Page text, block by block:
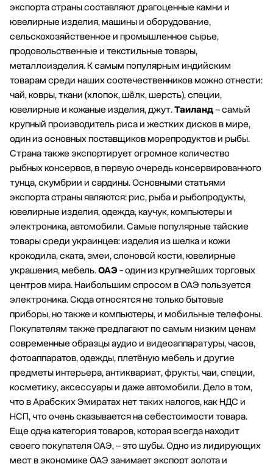
экспорта страны составляют драгоценные камни и
ювелирные изделия, машины и оборудование,
сельскохозяйственное и промышленное сырье,
продовольственные и текстильные товары,
металлоизделия. К самым популярным индийским
товарам среди наших соотечественников можно отнести:
чай, ковры, ткани (хлопок, шёлк, шерсть), специи,
ювелирные и кожаные изделия, джут.Таиланд– самый
крупный производитель риса и жестких дисков в мире,
один из основных поставщиков морепродуктов и рыбы.
Страна также экспортирует огромное количество
рыбных консервов, в первую очередь консервированного
тунца, скумбрии и сардины. Основными статьями
экспорта страны являются: рис, рыба и рыбопродукты,
ювелирные изделия, одежда, каучук, компьютеры и
электроника, автомобили. Самые популярные тайские
товары среди украинцев: изделия из шелка и кожи
крокодила, ската, змеи, слоновой кости, ювелирные
украшения, мебель.ОАЭ- один из крупнейших торговых
центров мира. Наибольшим спросом в ОАЭ пользуется
электроника. Сюда относятся не только бытовые
приборы, но также и компьютеры, и мобильные телефоны.
Покупателям также предлагают по самым низким ценам
современные образцы аудио и видеоаппаратуры, часов,
фотоаппаратов, одежды, плетёную мебель и другие
предметы интерьера, антиквариат, фрукты, чаи, специи,
косметику, аксессуары и даже автомобили. Дело в том,
что в Арабских Эмиратах нет таких налогов, как НДС и
НСП, что очень сказывается на себестоимости товара.
Еще одна категория товаров, которая всегда находит
своего покупателя ОАЭ, – это шубы. Одно из лидирующих
мест в экономике ОАЭ занимает экспорт золота и